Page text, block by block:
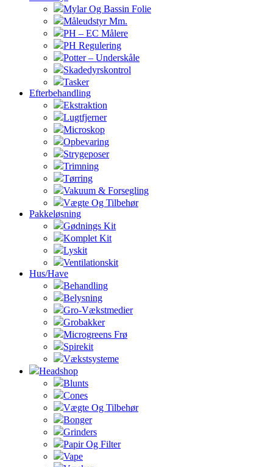
Mylar Og Bassin Folie
Måleudstyr Mm.
PH – EC Målere
PH Regulering
Potter – Underskåle
Skadedyrskontrol
Tasker
Efterbehandling
Ekstraktion
Lugtfjerner
Microskop
Opbevaring
Strygeposer
Trimning
Tørring
Vakuum & Forsegling
Vægte Og Tilbehør
Pakkeløsning
Gødnings Kit
Komplet Kit
Lyskit
Ventilationskit
Hus/Have
Behandling
Belysning
Gro-Vækstmedier
Grobakker
Microgreens Frø
Spirekit
Vækstsysteme
Headshop
Blunts
Cones
Vægte Og Tilbehør
Bonger
Grinders
Papir Og Filter
Vape